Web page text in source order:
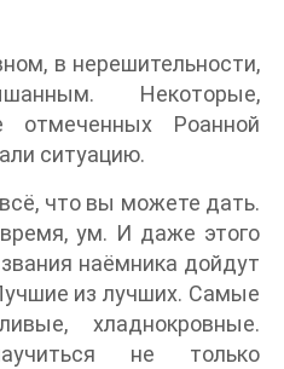
в нерешительности,
Некоторые,
Роанной
ситуацию.
что вы можете дать.
ум. И даже этого
наёмника дойдут
из лучших. Самые
хладнокровные.
не только